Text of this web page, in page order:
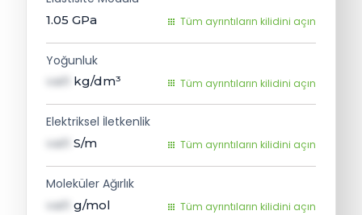
1.05 GPa Tüm ayrıntıların kilidini açın
Yoğunluk
val1 kg/dm³ Tüm ayrıntıların kilidini açın
Elektriksel İletkenlik
val1 S/m Tüm ayrıntıların kilidini açın
Moleküler Ağırlık
val1 g/mol Tüm ayrıntıların kilidini açın